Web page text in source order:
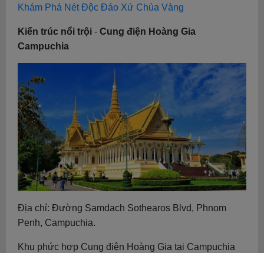
Khám Phá Nét Độc Đáo Xứ Chùa Vàng
Kiến trúc nổi trội - Cung điện Hoàng Gia
Campuchia
Địa chỉ: Đường Samdach Sothearos Blvd, Phnom
Penh, Campuchia.
Khu phức hợp Cung điện Hoàng Gia tại Campuchia